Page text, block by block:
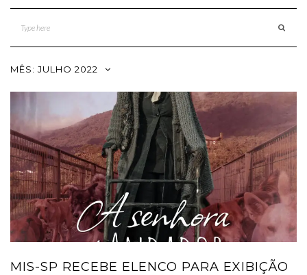
MÊS: JULHO 2022
MIS-SP RECEBE ELENCO PARA EXIBIÇÃO